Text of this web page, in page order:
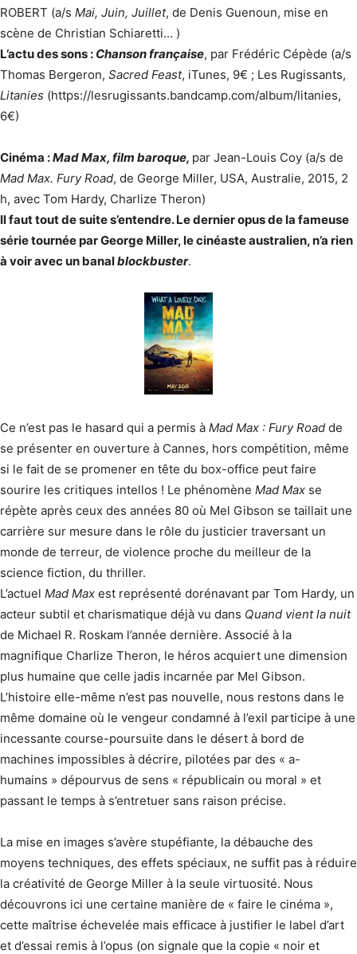
ROBERT (a/s Mai, Juin, Juillet, de Denis Guenoun, mise en
scène de Christian Schiaretti… )
L’actu des sons : Chanson française, par Frédéric Cépède (a/s
Thomas Bergeron, Sacred Feast, iTunes, 9€ ; Les Rugissants,
Litanies (https://lesrugissants.bandcamp.com/album/litanies,
6€)
Cinéma :Mad Max, film baroque, par Jean-Louis Coy (a/s de
Mad Max. Fury Road, de George Miller, USA, Australie, 2015, 2
h, avec Tom Hardy, Charlize Theron)
Il faut tout de suite s’entendre. Le dernier opus de la fameuse
série tournée par George Miller, le cinéaste australien, n’a rien
à voir avec un banalblockbuster.
Ce n’est pas le hasard qui a permis à Mad Max : Fury Road de
se présenter en ouverture à Cannes, hors compétition, même
si le fait de se promener en tête du box-office peut faire
sourire les critiques intellos ! Le phénomène Mad Max se
répète après ceux des années 80 où Mel Gibson se taillait une
carrière sur mesure dans le rôle du justicier traversant un
monde de terreur, de violence proche du meilleur de la
science fiction, du thriller.
L’actuel Mad Max est représenté dorénavant par Tom Hardy, un
acteur subtil et charismatique déjà vu dans Quand vient la nuit
de Michael R. Roskam l’année dernière. Associé à la
magnifique Charlize Theron, le héros acquiert une dimension
plus humaine que celle jadis incarnée par Mel Gibson.
L’histoire elle-même n’est pas nouvelle, nous restons dans le
même domaine où le vengeur condamné à l’exil participe à une
incessante course-poursuite dans le désert à bord de
machines impossibles à décrire, pilotées par des « a-
humains » dépourvus de sens « républicain ou moral » et
passant le temps à s’entretuer sans raison précise.
La mise en images s’avère stupéfiante, la débauche des
moyens techniques, des effets spéciaux, ne suffit pas à réduire
la créativité de George Miller à la seule virtuosité. Nous
découvrons ici une certaine manière de « faire le cinéma »,
cette maîtrise échevelée mais efficace à justifier le label d’art
et d’essai remis à l’opus (on signale que la copie « noir et